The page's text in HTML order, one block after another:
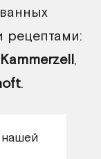
рецептами:
,
.
нашей